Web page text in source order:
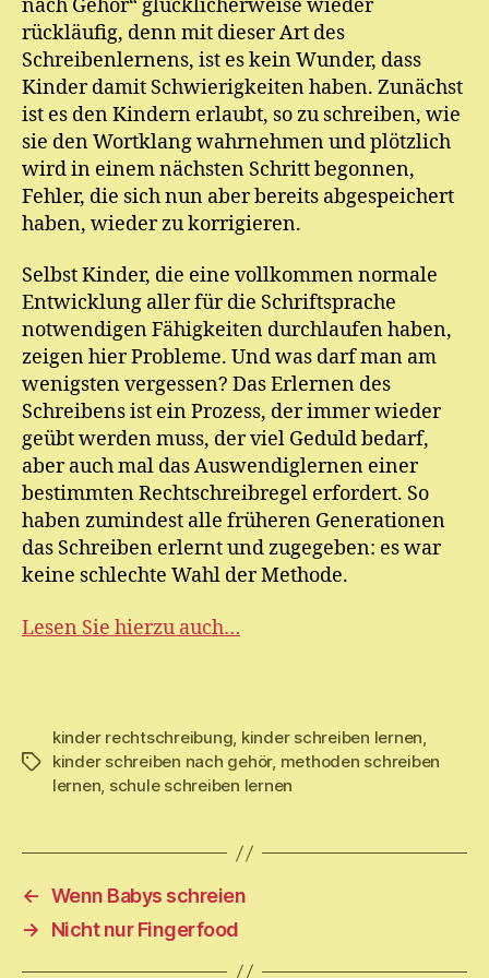
nach Gehör“ glücklicherweise wieder
rückläufig, denn mit dieser Art des
Schreibenlernens, ist es kein Wunder, dass
Kinder damit Schwierigkeiten haben. Zunächst
ist es den Kindern erlaubt, so zu schreiben, wie
sie den Wortklang wahrnehmen und plötzlich
wird in einem nächsten Schritt begonnen,
Fehler, die sich nun aber bereits abgespeichert
haben, wieder zu korrigieren.
Selbst Kinder, die eine vollkommen normale
Entwicklung aller für die Schriftsprache
notwendigen Fähigkeiten durchlaufen haben,
zeigen hier Probleme. Und was darf man am
wenigsten vergessen? Das Erlernen des
Schreibens ist ein Prozess, der immer wieder
geübt werden muss, der viel Geduld bedarf,
aber auch mal das Auswendiglernen einer
bestimmten Rechtschreibregel erfordert. So
haben zumindest alle früheren Generationen
das Schreiben erlernt und zugegeben: es war
keine schlechte Wahl der Methode.
Lesen Sie hierzu auch…
Schlagwörter
kinder rechtschreibung, kinder schreiben lernen,
kinder schreiben nach gehör, methoden schreiben
lernen, schule schreiben lernen
← Wenn Babys schreien
→
Nicht nur Fingerfood